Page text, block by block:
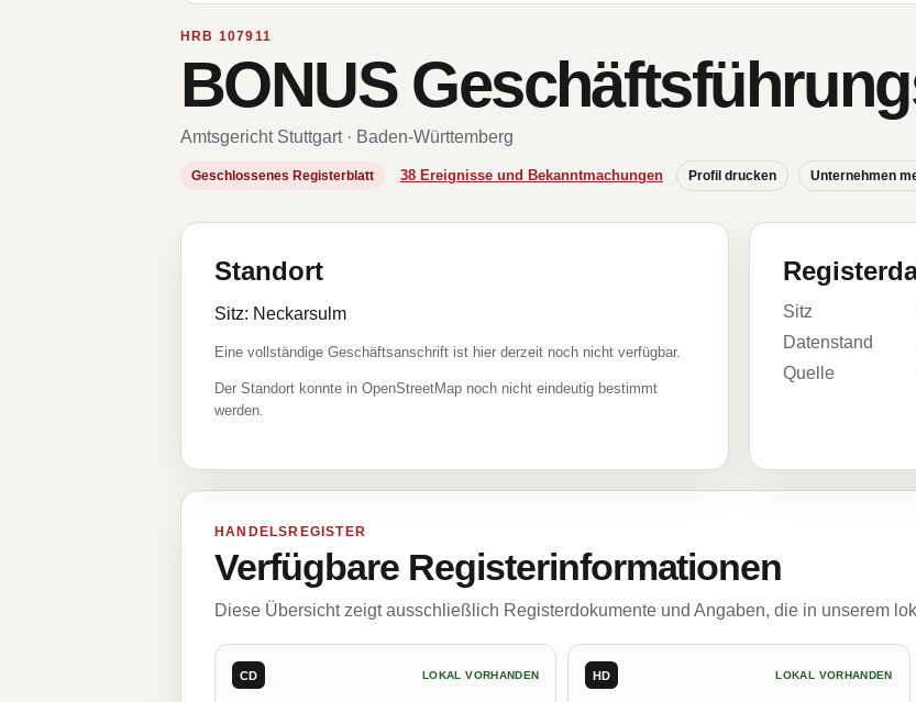
HRB 107911
BONUS
Amtsgericht Stuttgart · Baden-Württemberg
Geschlossenes Registerblatt 38 Ereignisse und Bekanntmachungen Profil drucken Unternehmen
Standort
Sitz: Neckarsulm
Eine vollständige Geschäftsanschrift ist hier derzeit noch nicht verfügbar.
Der Standort konnte in OpenStreetMap noch nicht eindeutig bestimmt
werden.
Sitz
Datenstand
Quelle
HANDELSREGISTER
Verfügbare Registerinformationen
Diese Übersicht zeigt ausschließlich Registerdokumente und Angaben, die in unserem
CD LOKAL VORHANDEN HD LOKAL VORHANDEN